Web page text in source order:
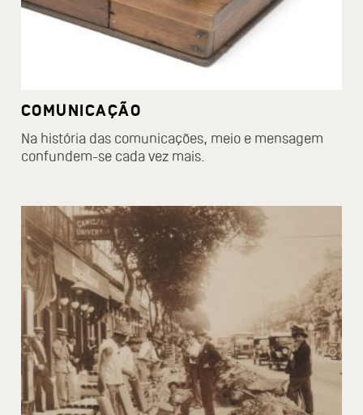
COMUNICAÇÃO
Na história das comunicações, meio e mensagem
confundem-se cada vez mais.